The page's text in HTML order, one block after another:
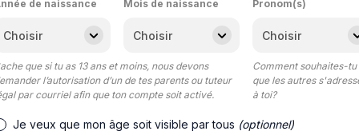
de naissance Mois de naissance
que si tu as 13 ans et moins, nous devons
l’autorisation d’un de tes parents ou tuteur
par courriel afin que ton compte soit activé.
Pronom(s)
Comment souhaites-tu
que les autres
à toi?
Je veux que mon âge soit visible par tous (optionnel)